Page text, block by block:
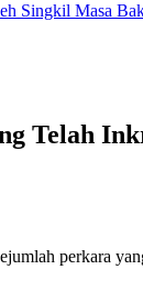
Singkil Masa
Telah
perkara